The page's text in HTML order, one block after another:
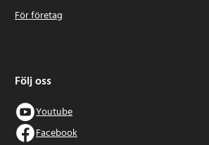
För företag
Följ oss
Youtube
Facebook